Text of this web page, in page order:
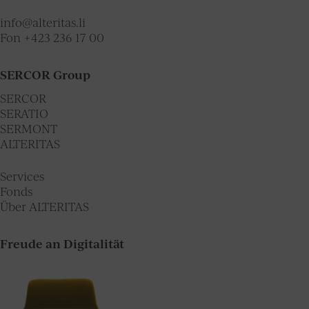
info@alteritas.li
Fon +423 236 17 00
SERCOR Group
SERCOR
SERATIO
SERMONT
ALTERITAS
Services
Fonds
Über ALTERITAS
Freude an Digitalität